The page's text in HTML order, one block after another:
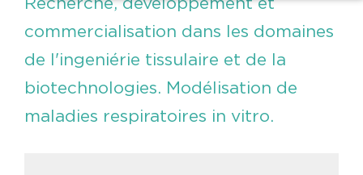
Recherche, développement et
commercialisation dans les domaines
de l'ingeniérie tissulaire et de la
biotechnologies. Modélisation de
maladies respiratoires in vitro.